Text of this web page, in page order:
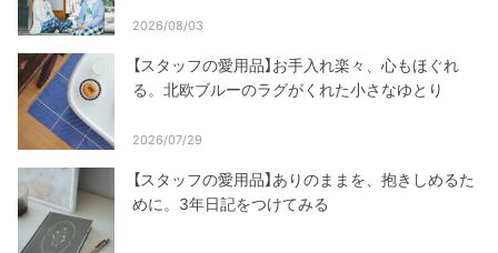
2026/08/03
【スタッフの愛用品】お手入れ楽々、心もほぐれ
る。北欧ブルーのラグがくれた小さなゆとり
2026/07/29
【スタッフの愛用品】ありのままを、抱きしめるた
めに。3年日記をつけてみる